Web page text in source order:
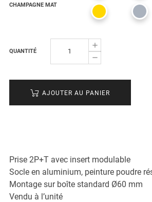
CHAMPAGNE MAT
QUANTITÉ
AJOUTER AU PANIER
Prise 2P+T avec insert modulable
Socle en aluminium, peinture poudre
Montage sur boîte standard Ø60 mm
Vendu à l’unité